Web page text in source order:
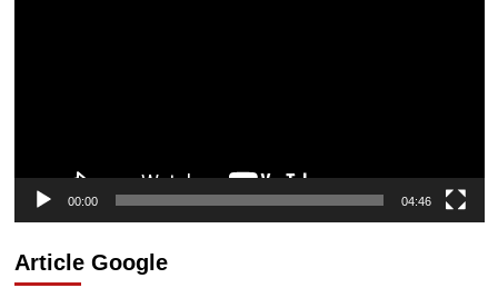
00:00 04:46
Article Google